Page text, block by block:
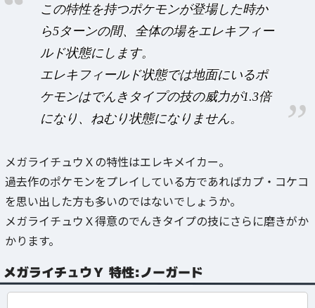
この特性を持つポケモンが登場した時か
ら5ターンの間、全体の場をエレキフィー
ルド状態にします。
エレキフィールド状態では地面にいるポ
ケモンはでんきタイプの技の威力が1.3倍
になり、ねむり状態になりません。
メガライチュウＸの特性はエレキメイカー。
過去作のポケモンをプレイしている方であればカプ・コケコ
を思い出した方も多いのではないでしょうか。
メガライチュウＸ得意のでんきタイプの技にさらに磨きがか
かります。
メガライチュウＹ 特性:ノーガード